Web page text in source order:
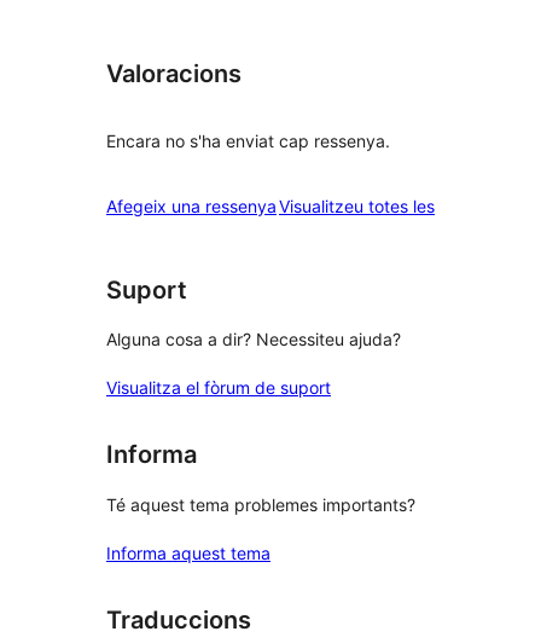
Valoracions
Encara no s'ha enviat cap ressenya.
Afegeix una ressenyaVisualitzeu totes lesressenyes
Suport
Alguna cosa a dir? Necessiteu ajuda?
Visualitza el fòrum de suport
Informa
Té aquest tema problemes importants?
Informa aquest tema
Traduccions